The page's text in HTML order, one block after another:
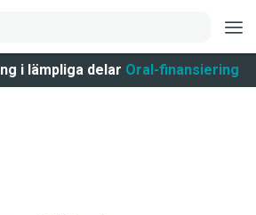
i lämpliga delar Oral-finansiering